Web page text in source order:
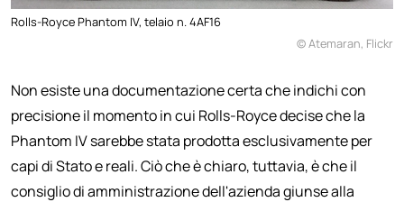
Rolls-Royce Phantom IV, telaio n. 4AF16
© Atemaran, Flickr
Non esiste una documentazione certa che indichi con
precisione il momento in cui Rolls-Royce decise che la
Phantom IV sarebbe stata prodotta esclusivamente per
capi di Stato e reali. Ciò che è chiaro, tuttavia, è che il
consiglio di amministrazione dell'azienda giunse alla